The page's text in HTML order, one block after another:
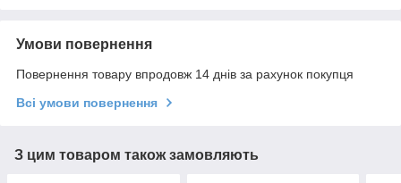
Умови повернення
Повернення товару впродовж 14 днів за рахунок покупця
Всі умови повернення
З цим товаром також замовляють